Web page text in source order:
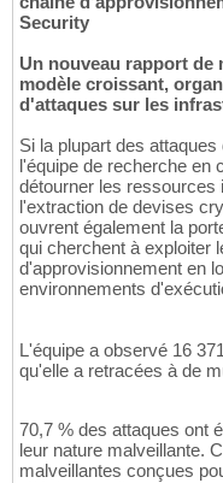
Security
Un nouveau rapport de
modèle croissant,
d'attaques sur les
Si la plupart des
l'équipe de recherche en
détourner les ressources
l'extraction de devises
ouvrent également la
qui cherchent à exploiter
d'approvisionnement en
environnements
L'équipe a observé 16
qu'elle a retracées à de
70,7 % des attaques ont
leur nature malveillante.
malveillantes conçues